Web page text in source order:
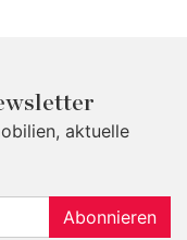
aktuelle
Abonnieren